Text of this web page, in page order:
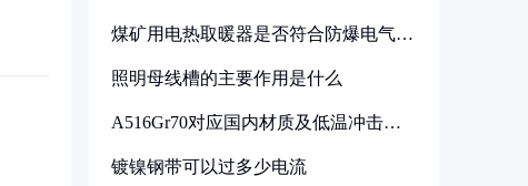
煤矿用电热取暖器是否符合防爆电气设
照明母线槽的主要作用是什么
A516Gr70对应国内材质及低温冲击要
镀镍钢带可以过多少电流